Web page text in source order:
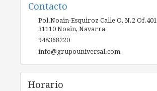
Contacto
Pol.Noain-Esquiroz Calle O, N.2 Of.401
31110 Noain, Navarra
948368220
info@grupouniversal.com
Horario